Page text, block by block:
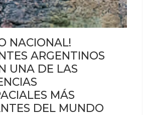
NACIONAL!
ARGENTINOS
UNA DE LAS
MÁS
DEL MUNDO